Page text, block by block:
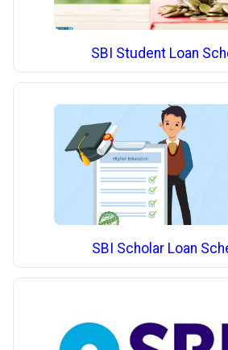
SBI Student Loan
SBI Scholar Loan